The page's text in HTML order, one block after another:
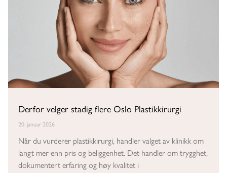
Derfor velger stadig flere Oslo Plastikkirurgi
20. januar 2026
Når du vurderer plastikkirurgi, handler valget av klinikk om
langt mer enn pris og beliggenhet. Det handler om trygghet,
dokumentert erfaring og høy kvalitet i